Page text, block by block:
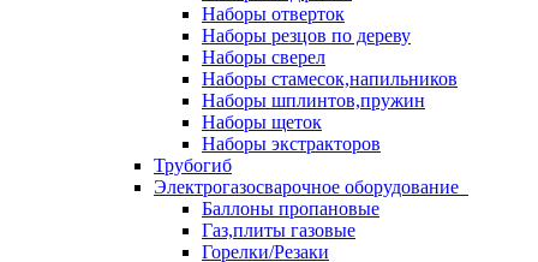
Наборы отверток
Наборы резцов по дереву
Наборы сверел
Наборы стамесок,напильников
Наборы шплинтов,пружин
Наборы щеток
Наборы экстракторов
Трубогиб
Электрогазосварочное оборудование
Баллоны пропановые
Газ,плиты газовые
Горелки/Резаки